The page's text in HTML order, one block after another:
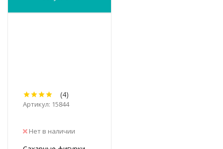
(4)
Артикул: 15844
Нет в наличии